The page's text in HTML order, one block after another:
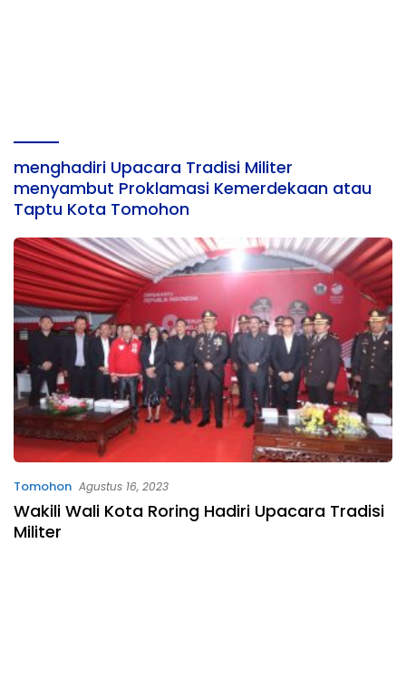
menghadiri Upacara Tradisi Militer
menyambut Proklamasi Kemerdekaan atau
Taptu Kota Tomohon
Tomohon Agustus 16, 2023
Wakili Wali Kota Roring Hadiri Upacara Tradisi
Militer